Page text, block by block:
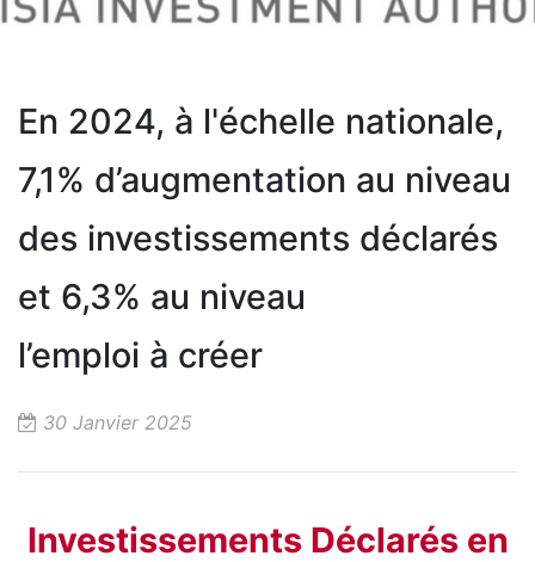
En 2024, à l'échelle nationale,
7,1% d’augmentation au niveau
des investissements déclarés
et 6,3% au niveau
l’emploi à créer
30 Janvier 2025
Investissements Déclarés en